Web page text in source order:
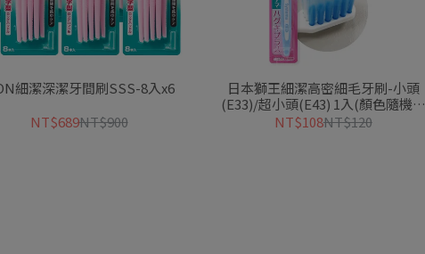
細潔深潔牙間刷SSS-8入x6
NT$689NT$900
日本獅王細潔高密細毛牙刷-小頭
(E33)/超小頭(E43) 1入(顏色隨機出
貨)
NT$108NT$120